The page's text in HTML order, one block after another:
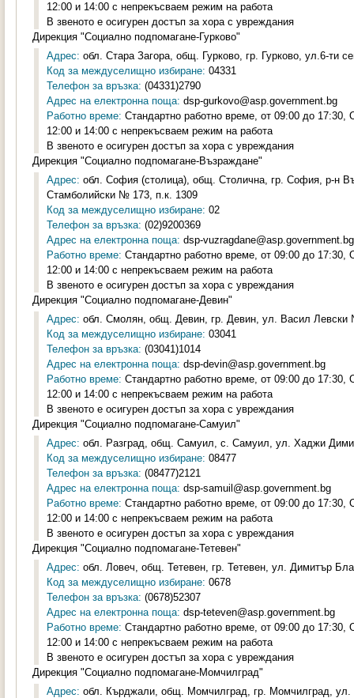
12:00 и 14:00 с непрекъсваем режим на работа
В звеното е осигурен достъп за хора с увреждания
Дирекция "Социално подпомагане-Гурково"
Адрес: обл. Стара Загора, общ. Гурково, гр. Гурково, ул.6-ти
Код за междуселищно избиране: 04331
Телефон за връзка: (04331)2790
Адрес на електронна поща: dsp-gurkovo@asp.government.bg
Работно време: Стандартно работно време, от 09:00 до
12:00 и 14:00 с непрекъсваем режим на работа
В звеното е осигурен достъп за хора с увреждания
Дирекция "Социално подпомагане-Възраждане"
Адрес: обл. София (столица), общ. Столична, гр. София, р-н
Стамболийски № 173, п.к. 1309
Код за междуселищно избиране: 02
Телефон за връзка: (02)9200369
Адрес на електронна поща: dsp-vuzragdane@asp.government.bg
Работно време: Стандартно работно време, от 09:00 до
12:00 и 14:00 с непрекъсваем режим на работа
В звеното е осигурен достъп за хора с увреждания
Дирекция "Социално подпомагане-Девин"
Адрес: обл. Смолян, общ. Девин, гр. Девин, ул. Васил Левски
Код за междуселищно избиране: 03041
Телефон за връзка: (03041)1014
Адрес на електронна поща: dsp-devin@asp.government.bg
Работно време: Стандартно работно време, от 09:00 до
12:00 и 14:00 с непрекъсваем режим на работа
В звеното е осигурен достъп за хора с увреждания
Дирекция "Социално подпомагане-Самуил"
Адрес: обл. Разград, общ. Самуил, с. Самуил, ул. Хаджи
Код за междуселищно избиране: 08477
Телефон за връзка: (08477)2121
Адрес на електронна поща: dsp-samuil@asp.government.bg
Работно време: Стандартно работно време, от 09:00 до
12:00 и 14:00 с непрекъсваем режим на работа
В звеното е осигурен достъп за хора с увреждания
Дирекция "Социално подпомагане-Тетевен"
Адрес: обл. Ловеч, общ. Тетевен, гр. Тетевен, ул. Димитър
Код за междуселищно избиране: 0678
Телефон за връзка: (0678)52307
Адрес на електронна поща: dsp-teteven@asp.government.bg
Работно време: Стандартно работно време, от 09:00 до
12:00 и 14:00 с непрекъсваем режим на работа
В звеното е осигурен достъп за хора с увреждания
Дирекция "Социално подпомагане-Момчилград"
Адрес: обл. Кърджали, общ. Момчилград, гр. Момчилград,